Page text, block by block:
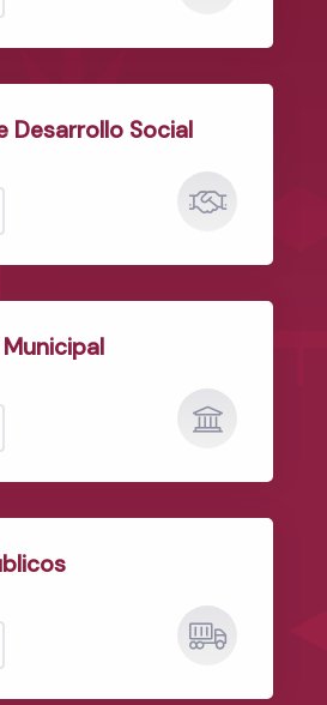
Desarrollo Social
Municipal